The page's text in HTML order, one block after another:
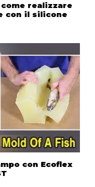
realizzare
con il silicone
con Ecoflex